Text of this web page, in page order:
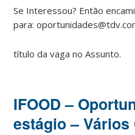
Se Interessou? Então
para:
título da vaga no Assunto.
IFOOD –
estágio – Vários